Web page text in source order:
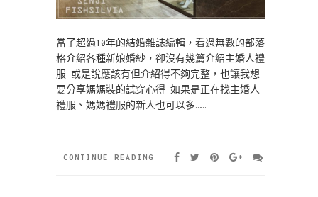
當了超過10年的結婚雜誌編輯，看過無數的部落
格介紹各種新娘婚紗，卻沒有幾篇介紹主婚人禮
服 或是說應該有但介紹得不夠完整，也讓我想
要分享媽媽裝的試穿心得 如果是正在找主婚人
禮服、媽媽禮服的新人也可以多……
CONTINUE READING